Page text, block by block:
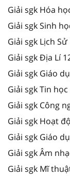
Giải sgk Hóa
Giải sgk Sinh
Giải sgk Lịch Sử
Giải sgk Địa Lí
Giải sgk Giáo
Giải sgk Tin học
Giải sgk Công
Giải sgk Hoạt
Giải sgk Giáo
Giải sgk Âm
Giải sgk Mĩ